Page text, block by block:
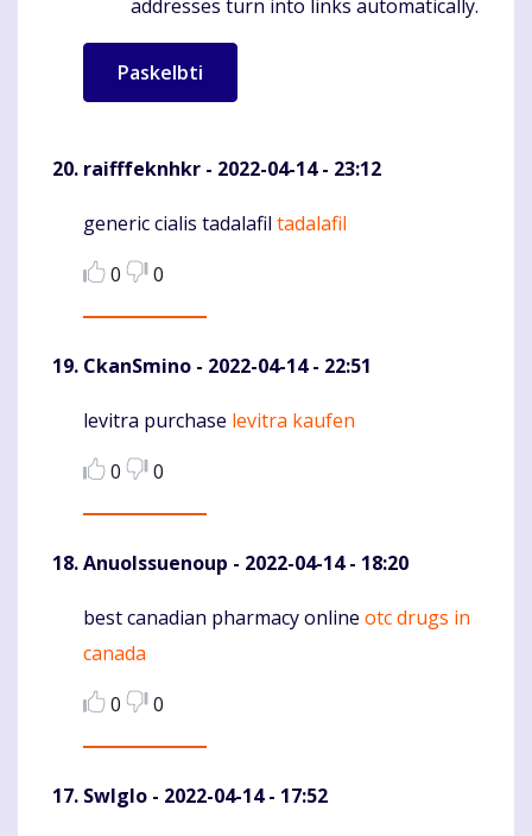
addresses turn into links automatically.
raifffeknhkr - 2022-04-14 - 23:12
Komentaras
generic cialis tadalafil tadalafil
0
0
CkanSmino - 2022-04-14 - 22:51
Komentaras
levitra purchase levitra kaufen
0
0
AnuoIssuenoup - 2022-04-14 - 18:20
Komentaras
best canadian pharmacy online otc drugs in
canada
0
0
Swlglo - 2022-04-14 - 17:52